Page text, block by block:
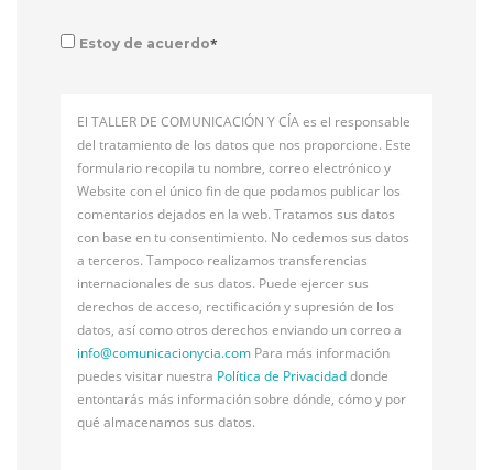
Estoy de acuerdo*
El TALLER DE COMUNICACIÓN Y CÍA es el responsable
del tratamiento de los datos que nos proporcione. Este
formulario recopila tu nombre, correo electrónico y
Website con el único fin de que podamos publicar los
comentarios dejados en la web. Tratamos sus datos
con base en tu consentimiento. No cedemos sus datos
a terceros. Tampoco realizamos transferencias
internacionales de sus datos. Puede ejercer sus
derechos de acceso, rectificación y supresión de los
datos, así como otros derechos enviando un correo a
info@comunicacionycia.com Para más información
puedes visitar nuestra Política de Privacidaddonde
entontarás más información sobre dónde, cómo y por
qué almacenamos sus datos.